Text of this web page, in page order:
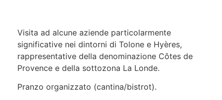
Visita ad alcune aziende particolarmente
significative nei dintorni di Tolone e Hyères,
rappresentative della denominazione Côtes de
Provence e della sottozona La Londe.
Pranzo organizzato (cantina/bistrot).